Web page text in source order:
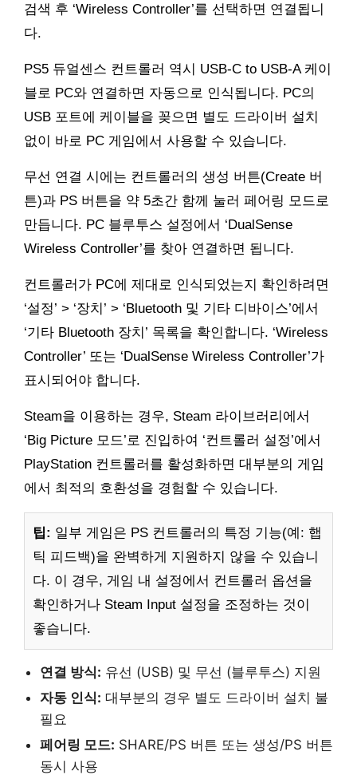
검색 후 ‘Wireless Controller’를 선택하면 연결됩니
다.
PS5 듀얼센스 컨트롤러 역시 USB-C to USB-A 케이
블로 PC와 연결하면 자동으로 인식됩니다. PC의
USB 포트에 케이블을 꽂으면 별도 드라이버 설치
없이 바로 PC 게임에서 사용할 수 있습니다.
무선 연결 시에는 컨트롤러의 생성 버튼(Create 버
튼)과 PS 버튼을 약 5초간 함께 눌러 페어링 모드로
만듭니다. PC 블루투스 설정에서 ‘DualSense
Wireless Controller’를 찾아 연결하면 됩니다.
컨트롤러가 PC에 제대로 인식되었는지 확인하려면
‘설정’ > ‘장치’ > ‘Bluetooth 및 기타 디바이스’에서
‘기타 Bluetooth 장치’ 목록을 확인합니다. ‘Wireless
Controller’ 또는 ‘DualSense Wireless Controller’가
표시되어야 합니다.
Steam을 이용하는 경우, Steam 라이브러리에서
‘Big Picture 모드’로 진입하여 ‘컨트롤러 설정’에서
PlayStation 컨트롤러를 활성화하면 대부분의 게임
에서 최적의 호환성을 경험할 수 있습니다.
팁: 일부 게임은 PS 컨트롤러의 특정 기능(예: 햅
틱 피드백)을 완벽하게 지원하지 않을 수 있습니
다. 이 경우, 게임 내 설정에서 컨트롤러 옵션을
확인하거나 Steam Input 설정을 조정하는 것이
좋습니다.
연결 방식: 유선 (USB) 및 무선 (블루투스) 지원
자동 인식: 대부분의 경우 별도 드라이버 설치 불
필요
페어링 모드: SHARE/PS 버튼 또는 생성/PS 버튼
동시 사용